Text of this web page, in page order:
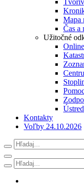
Mapa
Čas a
Užitočné
Kontakty
Voľby 24.10.2026